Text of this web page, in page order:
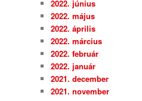
2022. június
2022. május
2022. április
2022. március
2022. február
2022. január
2021. december
2021. november